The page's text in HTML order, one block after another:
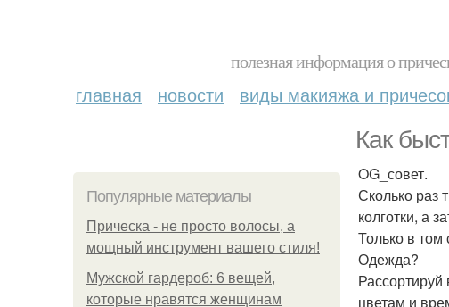
полезная информация о
главная новости виды макияжа и
Как
Популярные материалы
Прическа - не просто волосы, а
мощный инструмент вашего стиля!
Мужской гардероб: 6 вещей,
которые нравятся женщинам
OG_совет.
Сколько раз
колготки, а
Только в том
Одежда?
цветам и